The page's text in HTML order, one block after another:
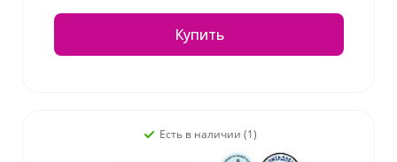
Купить
Есть в наличии (1)